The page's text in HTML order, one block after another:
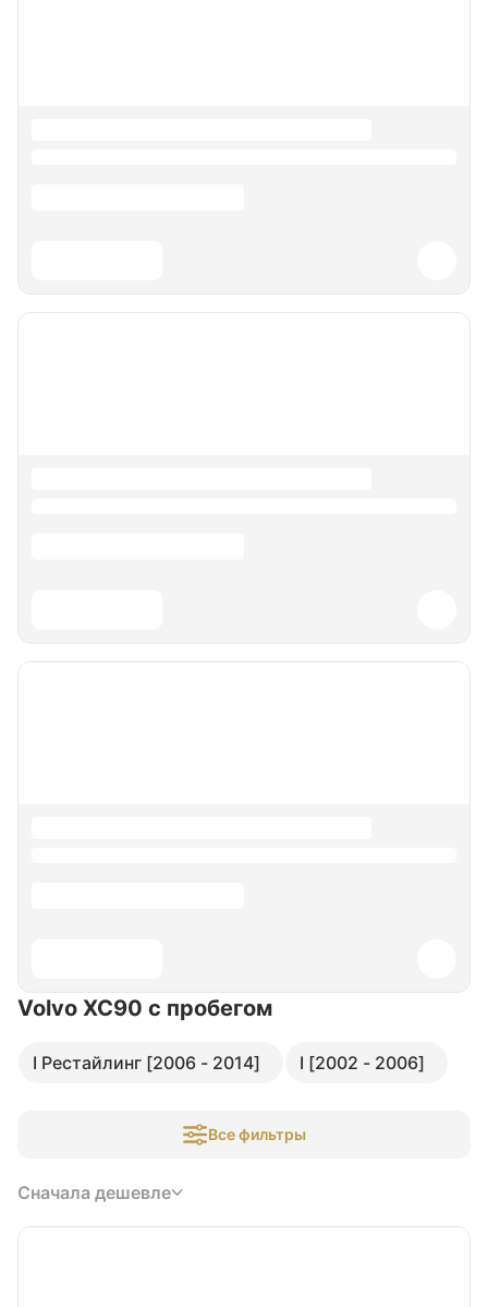
Volvo XC90 с пробегом
I Рестайлинг [2006 - 2014] I [2002 - 2006]
Все фильтры
Сначала дешевле